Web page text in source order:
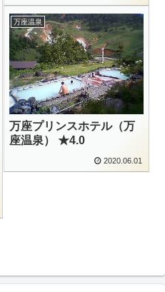
万座温泉
万座プリンスホテル（万
座温泉） ★4.0
2020.06.01